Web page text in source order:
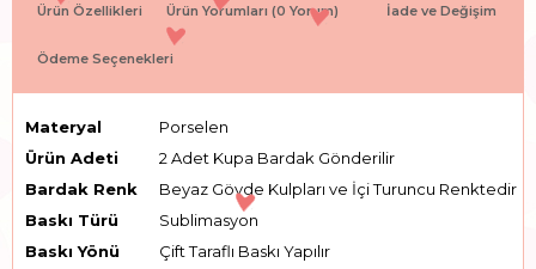
Ürün Özellikleri Ürün Yorumları (0 Yorum) İade ve Değişim
Ödeme Seçenekleri
Materyal
Porselen
Ürün Adeti
2 Adet Kupa Bardak Gönderilir
Bardak Renk
Beyaz Gövde Kulpları ve İçi Turuncu Renktedir
Baskı Türü
Sublimasyon
Baskı Yönü
Çift Taraflı Baskı Yapılır